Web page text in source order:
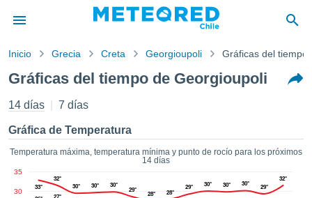
de
por
para
que la
que se
a este
las
Inicio Grecia Creta Georgioupoli Gráficas del tiempo
Gráficas del tiempo de Georgioupoli
14 días 7 días
Gráfica de Temperatura
Temperatura máxima, temperatura mínima y punto de rocío para los próximos
14 días
30
35
33°
32°
30°
30° 30°
29°
28° 28°
29° 30° 30° 30°
29°
32°